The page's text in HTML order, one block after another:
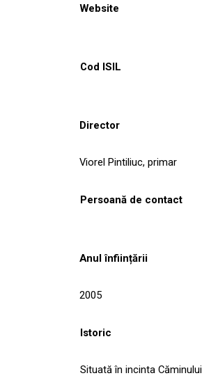
Website
Cod ISIL
Director
Viorel Pintiliuc, primar
Persoană de contact
Anul înființării
2005
Istoric
Situată în incinta Căminului